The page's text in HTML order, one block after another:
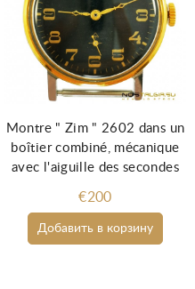
Добавить в корзину
Montre " Zim " 2602 dans un
boîtier combiné, mécanique
avec l'aiguille des secondes
€200